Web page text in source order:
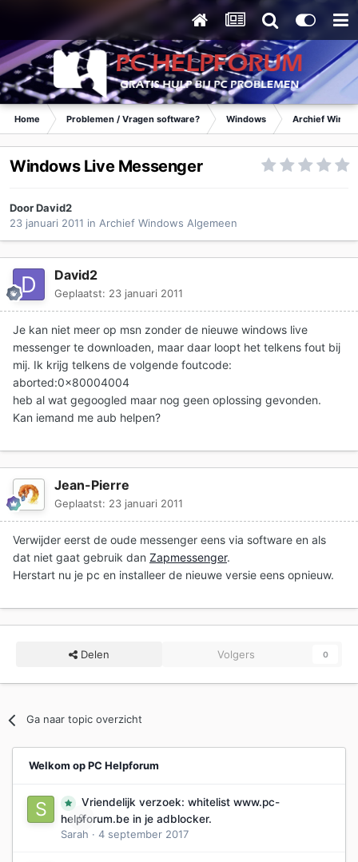
Home Problemen / Vragen software? Windows Archief
Windows Live Messenger
DoorDavid2
23 januari 2011 in Archief Windows Algemeen
David2
Geplaatst: 23 januari 2011
Je kan niet meer op msn zonder de nieuwe windows live
messenger te downloaden, maar daar loopt het telkens fout bij
mij. Ik krijg telkens de volgende foutcode:
aborted:0x80004004
heb al wat gegoogled maar nog geen oplossing gevonden.
Kan iemand me aub helpen?
Jean-Pierre
Geplaatst: 23 januari 2011
Verwijder eerst de oude messenger eens via software en als
dat niet gaat gebruik dan Zapmessenger.
Herstart nu je pc en installeer de nieuwe versie eens opnieuw.
Delen Volgers 0
Ga naar topic overzicht
Welkom op PC Helpforum
0
Vriendelijk verzoek: whitelist www.pc-
helpforum.be in je adblocker.
Sarah · 4 september 2017